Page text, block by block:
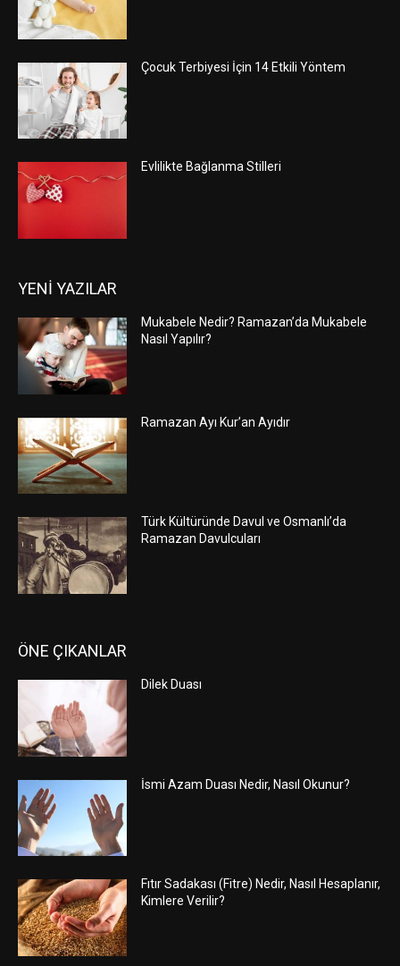
Çocuk Terbiyesi İçin 14 Etkili Yöntem
Evlilikte Bağlanma Stilleri
YENİ YAZILAR
Mukabele Nedir? Ramazan’da Mukabele
Nasıl Yapılır?
Ramazan Ayı Kur’an Ayıdır
Türk Kültüründe Davul ve Osmanlı’da
Ramazan Davulcuları
ÖNE ÇIKANLAR
Dilek Duası
İsmi Azam Duası Nedir, Nasıl Okunur?
Fıtır Sadakası (Fitre) Nedir, Nasıl Hesaplanır,
Kimlere Verilir?